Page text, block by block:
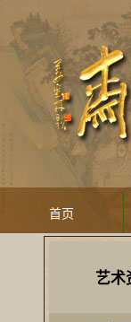
首页
艺术